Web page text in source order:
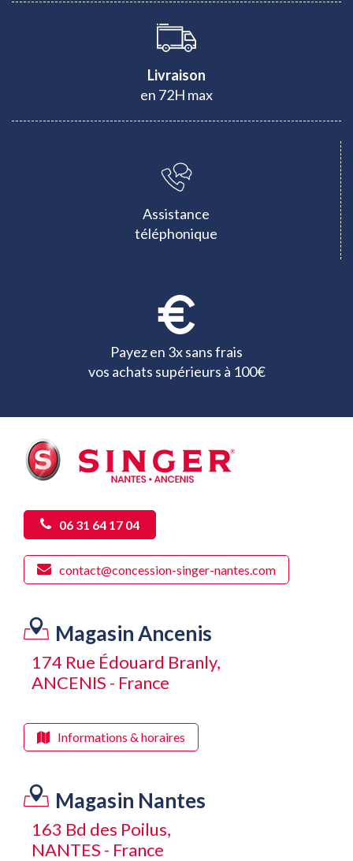
Livraison
en 72H max
Assistance
téléphonique
Payez en 3x sans frais
vos achats supérieurs à 100€
06 31 64 17 04
contact@concession-singer-nantes.com
Magasin Ancenis
174 Rue Édouard Branly,
ANCENIS - France
Informations & horaires
Magasin Nantes
163 Bd des Poilus,
NANTES - France